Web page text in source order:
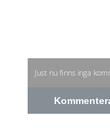
Just nu finns inga